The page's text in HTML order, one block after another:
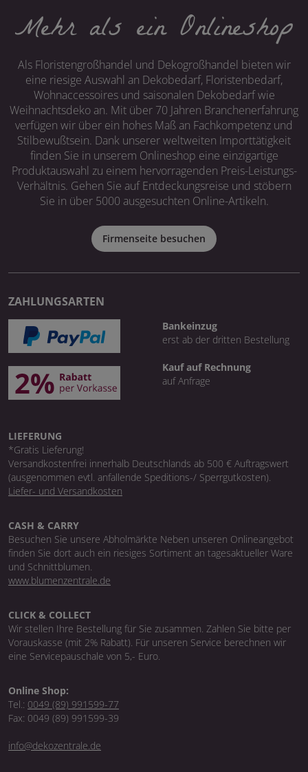
Mehr als ein Onlineshop
Als Floristengroßhandel und Dekogroßhandel bieten wir
eine riesige Auswahl an Dekobedarf, Floristenbedarf,
Wohnaccessoires und saisonalen Dekobedarf wie
Weihnachtsdeko an. Mit über 70 Jahren Branchenerfahrung
verfügen wir über ein hohes Maß an Fachkompetenz und
Stilbewußtsein. Dank unserer weltweiten Importtätigkeit
finden Sie in unserem Onlineshop eine einzigartige
Produktauswahl zu einem hervorragenden Preis-Leistungs-
Verhältnis. Gehen Sie auf Entdeckungsreise und stöbern
Sie in über 5000 ausgesuchten Online-Artikeln.
Firmenseite besuchen
ZAHLUNGSARTEN
Bankeinzug
erst ab der dritten Bestellung
Kauf auf Rechnung
auf Anfrage
LIEFERUNG
*Gratis Lieferung!
Versandkostenfrei innerhalb Deutschlands ab 500 € Auftragswert
(ausgenommen evtl. anfallende Speditions-/ Sperrgutkosten).
Liefer- und Versandkosten
CASH & CARRY
Besuchen Sie unsere Abholmärkte Neben unseren Onlineangebot
finden Sie dort auch ein riesiges Sortiment an tagesaktueller Ware
und Schnittblumen.
www.blumenzentrale.de
CLICK & COLLECT
Wir stellen Ihre Bestellung für Sie zusammen. Zahlen Sie bitte per
Vorauskasse (mit 2% Rabatt). Für unseren Service berechnen wir
eine Servicepauschale von 5,- Euro.
Online Shop:
Tel.: 0049 (89) 991599-77
Fax: 0049 (89) 991599-39
info@dekozentrale.de